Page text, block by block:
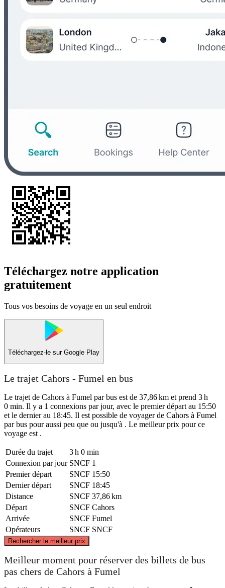
Téléchargez notre application
gratuitement
Tous vos besoins de voyage en un seul endroit
Téléchargez-le sur Google Play
Le trajet Cahors - Fumel en bus
Le trajet de Cahors à Fumel par bus est de 37,86 km et prend 3 h
0 min. Il y a 1 connexions par jour, avec le premier départ au 15:50
et le dernier au 18:45. Il est possible de voyager de Cahors à Fumel
par bus pour aussi peu que ou jusqu'à . Le meilleur prix pour ce
voyage est .
Durée du trajet
3 h 0 min
Connexion par jour SNCF 1
Premier départ
SNCF 15:50
Dernier départ
SNCF 18:45
Distance
SNCF 37,86 km
Départ
SNCF Cahors
Arrivée
SNCF Fumel
Opérateurs
SNCF SNCF
Rechercher le meilleur prix
Meilleur moment pour réserver des billets de bus
pas chers de Cahors à Fumel